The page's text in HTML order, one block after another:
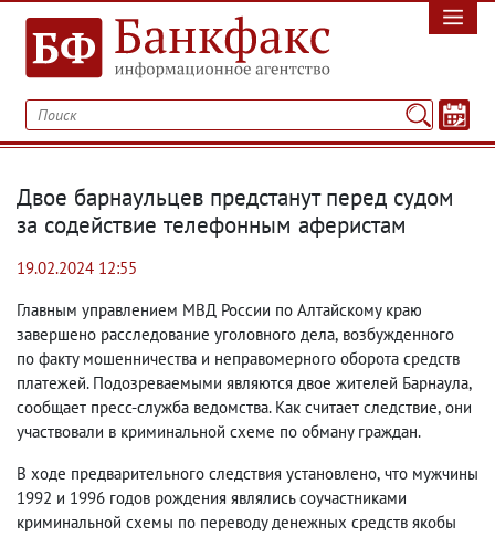
Двое барнаульцев предстанут перед судом
за содействие телефонным аферистам
19.02.2024 12:55
Главным управлением МВД России по Алтайскому краю
завершено расследование уголовного дела, возбужденного
по факту мошенничества и неправомерного оборота средств
платежей. Подозреваемыми являются двое жителей Барнаула,
сообщает пресс-служба ведомства. Как считает следствие, они
участвовали в криминальной схеме по обману граждан.
В ходе предварительного следствия установлено, что мужчины
1992 и 1996 годов рождения являлись соучастниками
криминальной схемы по переводу денежных средств якобы